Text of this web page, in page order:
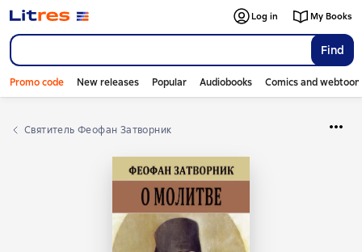
Find
Log in My Books
Promo code New releases Popular Audiobooks Comics and
cвятитель Феофан Затворник